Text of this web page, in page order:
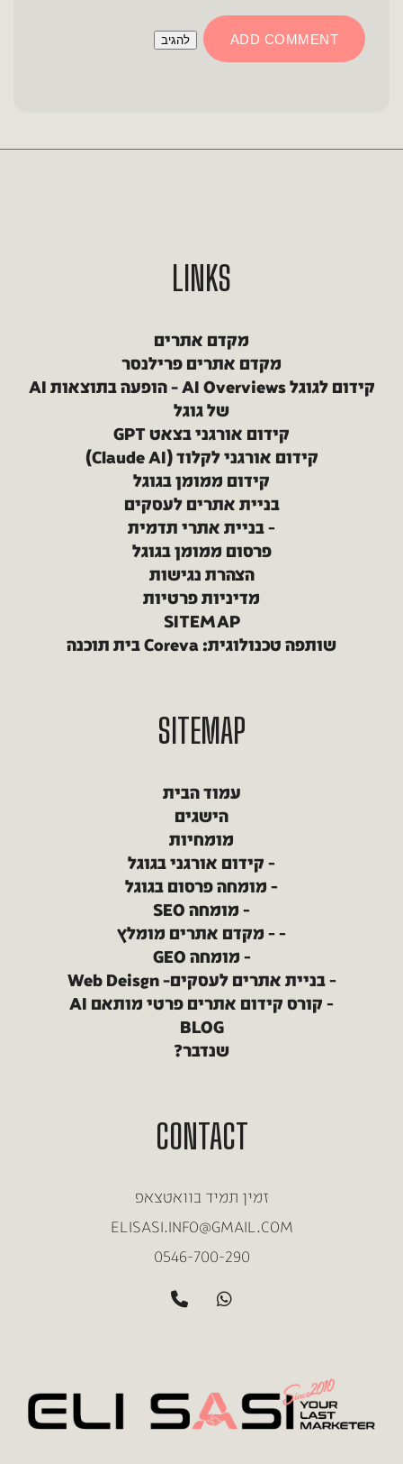
ADD COMMENT
LINKS
מקדם אתרים
מקדם אתרים פרילנסר
קידום לגוגל AI Overviews – הופעה בתוצאות AI
של גוגל
קידום אורגני בצאט GPT
קידום אורגני לקלוד (Claude AI)
קידום ממומן בגוגל
בניית אתרים לעסקים
בניית אתרי תדמית
פרסום ממומן בגוגל
הצהרת נגישות
מדיניות פרטיות
SITEMAP
שותפה טכנולוגית: Coreva בית תוכנה
SITEMAP
עמוד הבית
הישגים
מומחיות
קידום אורגני בגוגל
מומחה פרסום בגוגל
מומחה SEO
מקדם אתרים מומלץ
מומחה GEO
בניית אתרים לעסקים– Web Deisgn
קורס קידום אתרים פרטי מותאם AI
BLOG
שנדבר?
CONTACT
זמין תמיד בוואטצאפ
ELISASI.INFO@GMAIL.COM
0546-700-290